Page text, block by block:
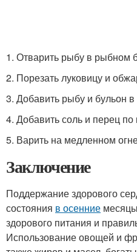
1. Отварить рыбу в рыбном
2. Порезать луковицу и
3. Добавить рыбу и бульон
4. Добавить соль и перец по
5. Варить на медленном
Заключение
Поддержание здорового
состояния в осенние
здорового питания и
Использование овощей и